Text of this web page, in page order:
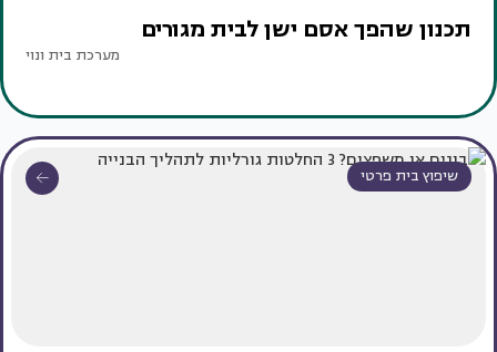
תכנון שהפך אסם ישן לבית מגורים
מערכת בית ונוי
שיפוץ בית פרטי